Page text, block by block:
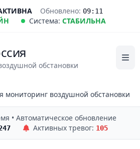
Обновлено: 09:11
Система: СТАБИЛЬНА
обстановки
мониторинг воздушной обстановки
• Автоматическое обновление
Активных тревог: 105